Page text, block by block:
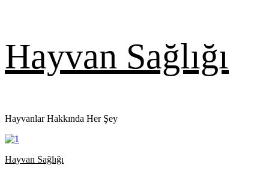
Hayvan Sağlığı
Hayvanlar Hakkında Her Şey
Primary
Hayvan Sağlığı